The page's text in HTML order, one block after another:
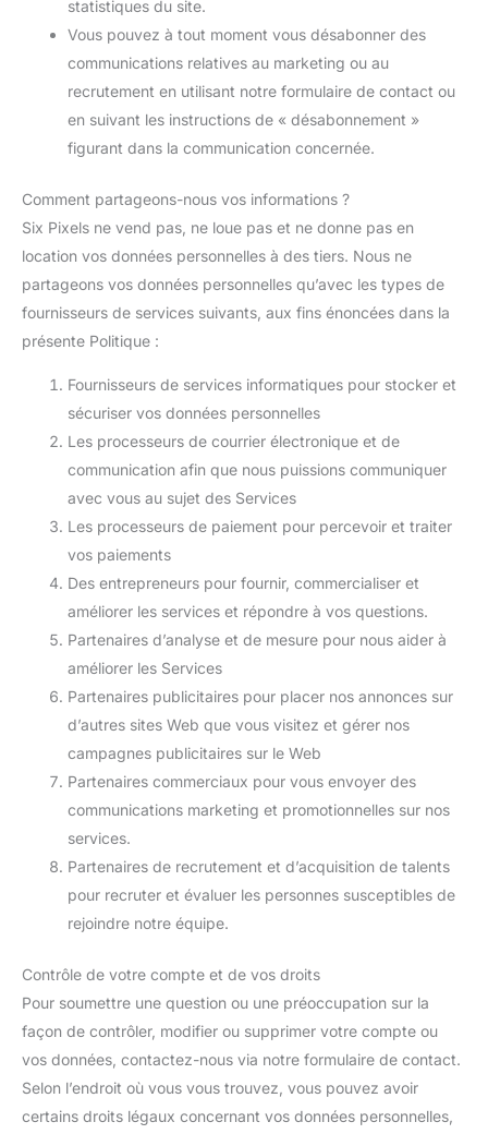
statistiques du site.
Vous pouvez à tout moment vous désabonner des
communications relatives au marketing ou au
recrutement en utilisant notre formulaire de contact ou
en suivant les instructions de « désabonnement »
figurant dans la communication concernée.
Comment partageons-nous vos informations ?
Six Pixels ne vend pas, ne loue pas et ne donne pas en
location vos données personnelles à des tiers. Nous ne
partageons vos données personnelles qu’avec les types de
fournisseurs de services suivants, aux fins énoncées dans la
présente Politique :
Fournisseurs de services informatiques pour stocker et
sécuriser vos données personnelles
Les processeurs de courrier électronique et de
communication afin que nous puissions communiquer
avec vous au sujet des Services
Les processeurs de paiement pour percevoir et traiter
vos paiements
Des entrepreneurs pour fournir, commercialiser et
améliorer les services et répondre à vos questions.
Partenaires d’analyse et de mesure pour nous aider à
améliorer les Services
Partenaires publicitaires pour placer nos annonces sur
d’autres sites Web que vous visitez et gérer nos
campagnes publicitaires sur le Web
Partenaires commerciaux pour vous envoyer des
communications marketing et promotionnelles sur nos
services.
Partenaires de recrutement et d’acquisition de talents
pour recruter et évaluer les personnes susceptibles de
rejoindre notre équipe.
Contrôle de votre compte et de vos droits
Pour soumettre une question ou une préoccupation sur la
façon de contrôler, modifier ou supprimer votre compte ou
vos données, contactez-nous via notre formulaire de contact.
Selon l’endroit où vous vous trouvez, vous pouvez avoir
certains droits légaux concernant vos données personnelles,